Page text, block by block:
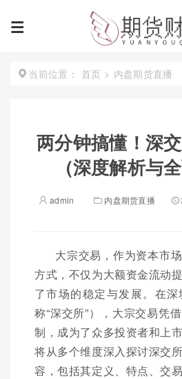
当前位置： 首页 > 内盘期货直播
两分钟搞懂！深
(深度解析与
admin 内盘期货直播
大宗交易，作为资本市
方式，不仅为大额资金流动
了市场的稳定与发展。在
称“深交所”），大宗交易凭
制，成为了众多投资者和上
将从多个维度深入探讨深交
容，包括其定义、特点、交